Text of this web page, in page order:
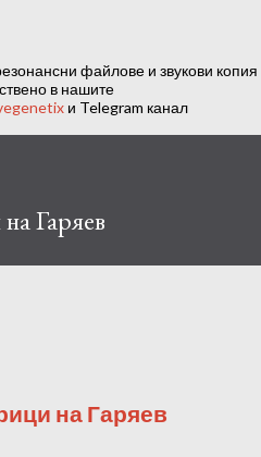
Garyaev matrix)
файлове и звукови копия
в нашите
и Telegram канал
Гаряев
на Гаряев